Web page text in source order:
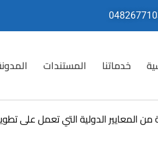
خدماتنا المستندات
المعايير الدولية التي تعمل على